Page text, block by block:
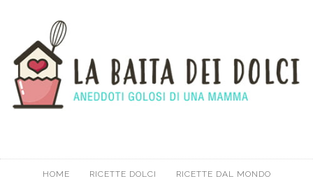
HOME RICETTE DOLCI RICETTE DAL MONDO